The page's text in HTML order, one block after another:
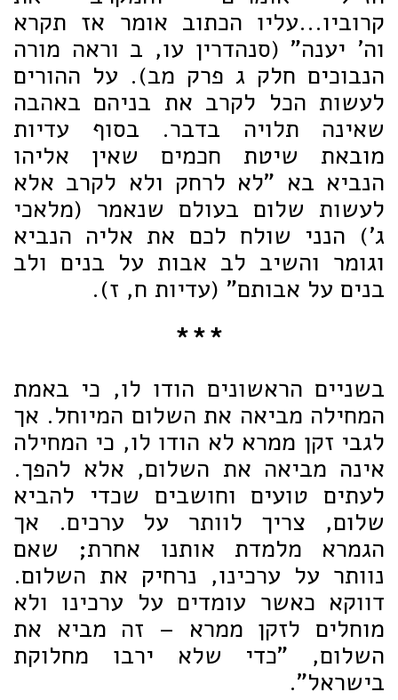
קרוביו...עליו הכתוב אומר אז תקרא
וה' יענה" (סנהדרין עו, ב וראה מורה
הנבוכים חלק ג פרק מב). על ההורים
לעשות הכל לקרב את בניהם באהבה
שאינה תלויה בדבר. בסוף עדיות
מובאת שיטת חכמים שאין אליהו
הנביא בא "לא לרחק ולא לקרב אלא
לעשות שלום בעולם שנאמר (מלאכי
ג') הנני שולח לכם את אליה הנביא
וגומר והשיב לב אבות על בנים ולב
בנים על אבותם" (עדיות ח, ז).
***
בשניים הראשונים הודו לו, כי באמת
המחילה מביאה את השלום המיוחל. אך
לגבי זקן ממרא לא הודו לו, כי המחילה
אינה מביאה את השלום, אלא להפך.
לעתים טועים וחושבים שכדי להביא
שלום, צריך לוותר על ערכים. אך
הגמרא מלמדת אותנו אחרת; שאם
נוותר על ערכינו, נרחיק את השלום.
דווקא כאשר עומדים על ערכינו ולא
מוחלים לזקן ממרא – זה מביא את
השלום, "כדי שלא ירבו מחלוקת
בישראל".